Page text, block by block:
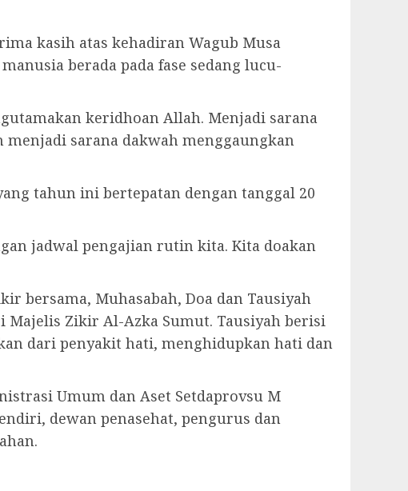
kasih atas kehadiran Wagub Musa
berada pada fase sedang lucu-
keridhoan Allah. Menjadi sarana
sarana dakwah menggaungkan
tahun ini bertepatan dengan tanggal 20
jadwal pengajian rutin kita. Kita doakan
bersama, Muhasabah, Doa dan Tausiyah
Majelis Zikir Al-Azka Sumut. Tausiyah berisi
dari penyakit hati, menghidupkan hati dan
Umum dan Aset Setdaprovsu M
dewan penasehat, pengurus dan